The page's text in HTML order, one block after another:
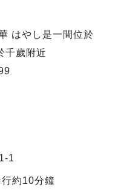
はやし是一間位於
千歲附近
1
約10分鐘